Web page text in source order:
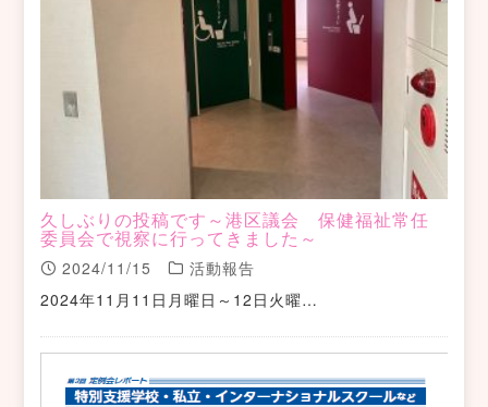
久しぶりの投稿です～港区議会 保健福祉常任
委員会で視察に行ってきました～
2024/11/15
活動報告
2024年11月11日月曜日～12日火曜…